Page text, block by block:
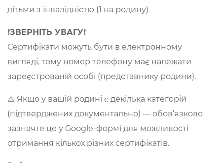
дітьми з інвалідністю (1 на родину)
❗ЗВЕРНІТЬ УВАГУ❗
Сертифікати можуть бути в електронному
вигляді, тому номер телефону має належати
зареєстрованій особі (представнику родини).
⚠️ Якщо у вашій родині є декілька категорій
(підтверджених документально) — обов’язково
зазначте це у Google-формі для можливості
отримання кількох різних сертифікатів.